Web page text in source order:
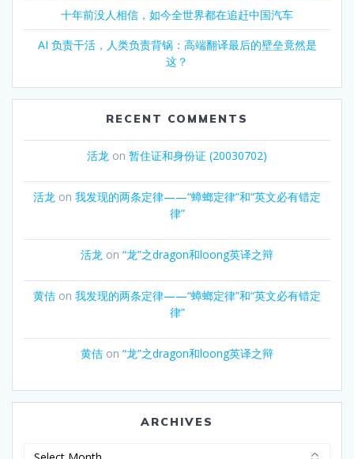
十年前没人相信，如今全世界都在追赶中国汽车
AI 负责干活，人类负责背锅：高端翻译最后的壁垒竟然是
这？
RECENT COMMENTS
活龙 on 暂住证和身份证 (20030702)
活龙 on 我发现的两条定律——“蟑螂定律”和“英文必有错定
律”
活龙 on “龙”之dragon和loong英译之辩
黄佶 on 我发现的两条定律——“蟑螂定律”和“英文必有错定
律”
黄佶 on “龙”之dragon和loong英译之辩
ARCHIVES
Archives